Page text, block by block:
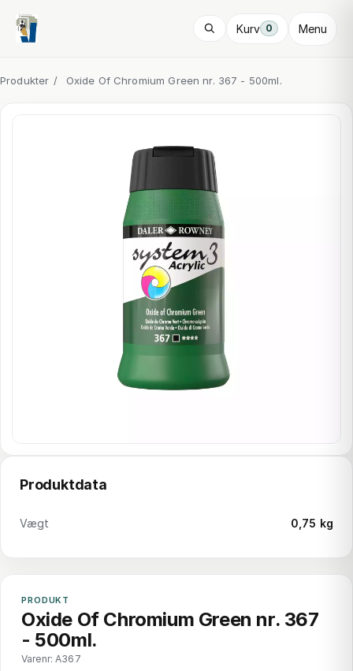
Kurv 0 Menu
Produkter / Oxide Of Chromium Green nr. 367 - 500ml.
Produktdata
Vægt 0,75 kg
PRODUKT
Oxide Of Chromium Green nr. 367
- 500ml.
Varenr: A367